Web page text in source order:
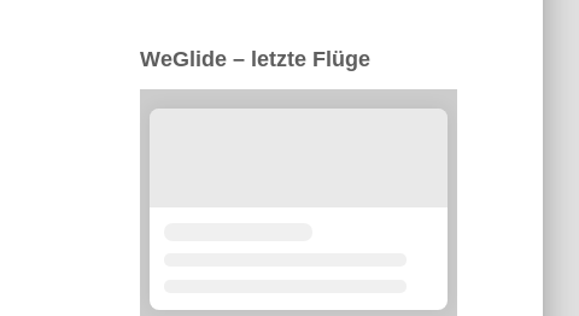
WeGlide – letzte Flüge